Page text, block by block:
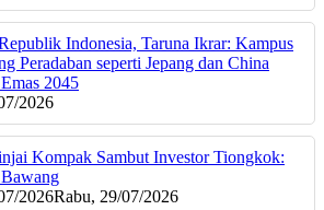
Indonesia, Taruna Ikrar: Kampus
Peradaban seperti Jepang dan China
2045
2026
Kompak Sambut Investor Tiongkok:
2026Rabu, 29/07/2026